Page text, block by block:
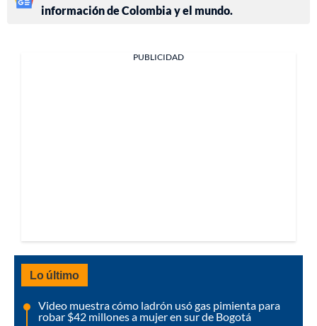
información de Colombia y el mundo.
PUBLICIDAD
Lo último
Video muestra cómo ladrón usó gas pimienta para
robar $42 millones a mujer en sur de Bogotá